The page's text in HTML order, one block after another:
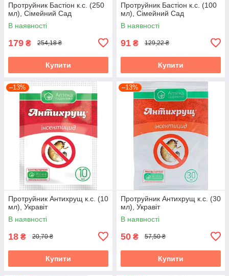
Протруйник Бастіон к.с. (250
мл), Сімейний Сад
В наявності
179 ₴ 254,18 ₴
Купити
Протруйник Бастіон к.с. (100
мл), Сімейний Сад
В наявності
91 ₴ 129,22 ₴
Купити
–13%
Протруйник Антихрущ к.с. (10
мл), Укравіт
В наявності
18 ₴ 20,70 ₴
Купити
–13%
Протруйник Антихрущ к.с. (30
мл), Укравіт
В наявності
50 ₴ 57,50 ₴
Купити